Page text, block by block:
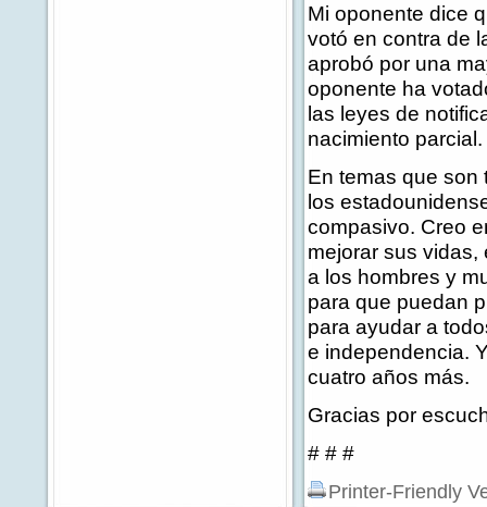
Mi oponente dice
votó en contra de
aprobó por una
oponente ha
las leyes de
nacimiento parcial.
En temas que son
los
compasivo. Creo
mejorar sus vidas,
a los hombres y
para que puedan
para ayudar a
e independencia.
cuatro años más.
Gracias por
# # #
Printer-Friendly